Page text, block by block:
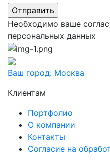
Необходимо ваше
персональных данных
Ваш город: Москва
Клиентам
Портфолио
О компании
Контакты
Согласие на